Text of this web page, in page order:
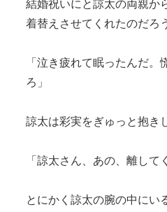
結婚祝いにと諒太の両親か
着替えさせてくれたのだろ
「泣き疲れて眠ったんだ
ろ」
諒太は彩実をぎゅっと抱き
「諒太さん、あの、離し
とにかく諒太の腕の中にい